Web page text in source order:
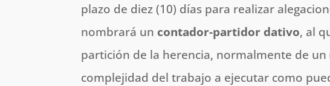
plazo de diez (10) días para realizar
nombrará un contador-partidor dativo, al
partición de la herencia, normalmente de
complejidad del trabajo a ejecutar como